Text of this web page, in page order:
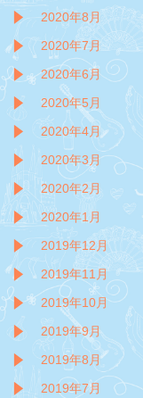
2020年8月
2020年7月
2020年6月
2020年5月
2020年4月
2020年3月
2020年2月
2020年1月
2019年12月
2019年11月
2019年10月
2019年9月
2019年8月
2019年7月